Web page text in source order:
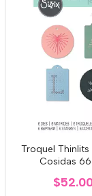
Troquel Thinlits
Cosidas